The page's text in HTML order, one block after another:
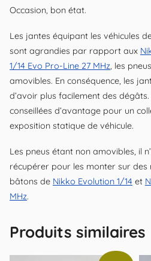
Occasion, bon état.
Les jantes équipant les véhicules
sont agrandies par rapport aux
1/14 Evo Pro-Line 27 MHz, les
amovibles. En conséquence, les
d’avoir plus facilement des
conseillées d’avantage pour un
exposition statique de véhicule.
Les pneus étant non amovibles, il
récupérer pour les monter sur des
bâtons de Nikko Evolution 1/14 et
MHz.
Produits similaires